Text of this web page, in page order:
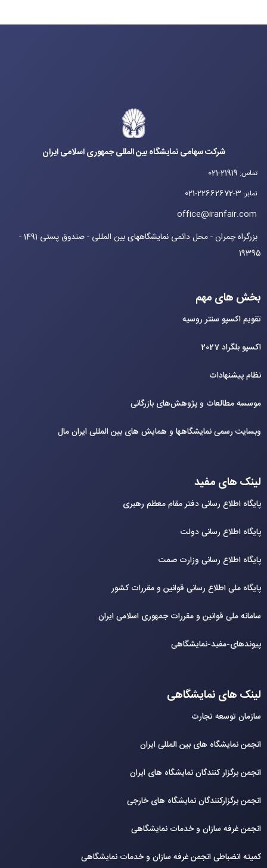
شرکت سهامی نمایشگاه بین المللی جمهوری اسلامی ایران
تماس:
021-21919
نمابر:
021-22662672-3
office@iranfair.com
بزرگراه چمران - محل دائمی نمایشگاههای بین المللی - صندوق پستی 1491 -
19395
بخش های مهم
تقویم اکسپو سنتر روسیه
اکسپو بلگراد 2027
نظام پیشنهادات
موسسه مطالعات و پژوهش‌های بازرگانی
وبسایت رسمی نمایشگاهها و همایش های بین‌ المللی ایران مال
لینک های مفید
پایگاه اطلاع رسانی دفتر مقام معظم رهبری
پایگاه اطلاع رسانی دولت
پایگاه اطلاع رسانی وزارت صمت
پایگاه ملی اطلاع رسانی قوانین و مقررات کشور
سامانه ملی قوانین و مقررات جمهوری اسلامی ایران
پیوندهای-مفید-نمایشگاهی
لینک های نمایشگاهی
سازمان توسعه تجارت
انجمن نمایشگاه های بین المللی ایران
انجمن برگزار کنندگان نمایشگاه های ایران
انجمن برگزارکنندگان نمایشگاه های خارجی
انجمن غرفه سازان و خدمات نمایشگاهی
کمیته انضباطی انجمن غرفه سازان و خدمات نمایشگاهی